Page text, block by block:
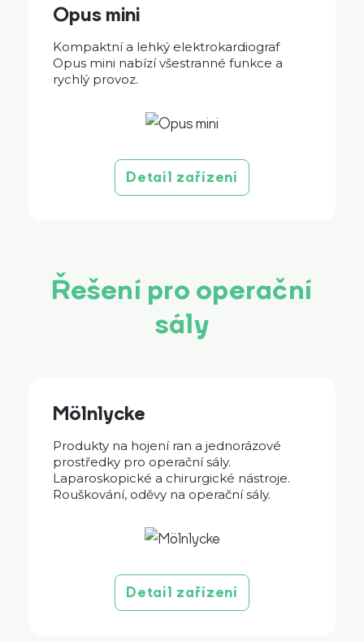
Opus mini
Kompaktní a lehký elektrokardiograf
Opus mini nabízí všestranné funkce a
rychlý provoz.
Detail zařízení
Řešení pro operační
sály
Mölnlycke
Produkty na hojení ran a jednorázové
prostředky pro operační sály.
Laparoskopické a chirurgické nástroje.
Rouškování, oděvy na operační sály.
Detail zařízení